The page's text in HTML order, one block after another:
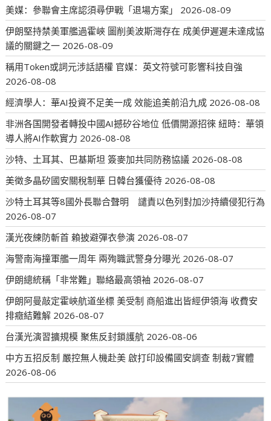
美媒：參聯會主席認須尋伊戰「退場方案」
2026-08-09
伊朗堅持禁美軍艦過霍峽 圖削美波斯灣存在 成美伊遲遲未達成協
議的關鍵之一 2026-08-09
稱用Token或詞元涉話語權 官媒：英文符號可影響科技自強
2026-08-08
經濟學人：華AI投資不足美一成 效能追美前沿九成 2026-08-08
非洲各国開發者轉投中國AI撼矽谷地位 低價開源招徠 紐時：華領
導人將AI作軟實力 2026-08-08
沙特、土耳其、巴基斯坦 簽麥加共同防務協議 2026-08-08
美徵多晶矽國安關稅制華 日韓台獲優待 2026-08-08
沙特土耳其等8國外長聯合聲明 譴責以色列對加沙持續侵犯行為
2026-08-07
漢光夜練防斬首 賴披避彈衣參演 2026-08-07
海警南海撞軍艦一周年 兩殉職武警身分曝光 2026-08-07
伊朗總統稱「非常難」聯絡最高領袖 2026-08-07
伊朗阿曼敲定霍峽航道坐標 美受制 商船進出皆經伊領海 收費安
排癥結難解 2026-08-07
台漢光演習擴規模 聚焦反封鎖護航 2026-08-06
中方五招反制 嚴控無人機赴美 啟打印設備國安調查 制裁7實體
2026-08-06